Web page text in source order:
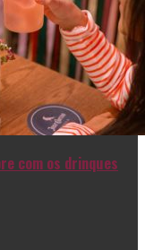
com os drinques